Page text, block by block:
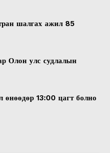
шалгах ажил 85
Олон улс судлалын
13:00 цагт болно